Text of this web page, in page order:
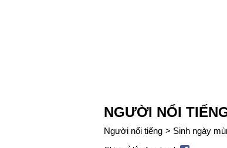
NGƯỜI NỔI
Người nổi tiếng > Sinh ngày